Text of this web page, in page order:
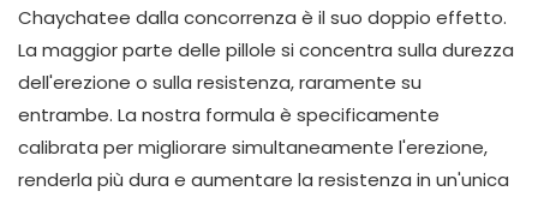
Chaychatee dalla concorrenza è il suo doppio effetto.
La maggior parte delle pillole si concentra sulla durezza
dell'erezione o sulla resistenza, raramente su
entrambe. La nostra formula è specificamente
calibrata per migliorare simultaneamente l'erezione,
renderla più dura e aumentare la resistenza in un'unica